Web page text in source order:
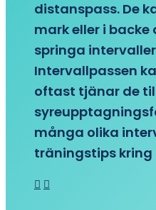
distanspass. De
mark eller i
springa
Intervallpassen
oftast tjänar de
många olika
träningstips kring